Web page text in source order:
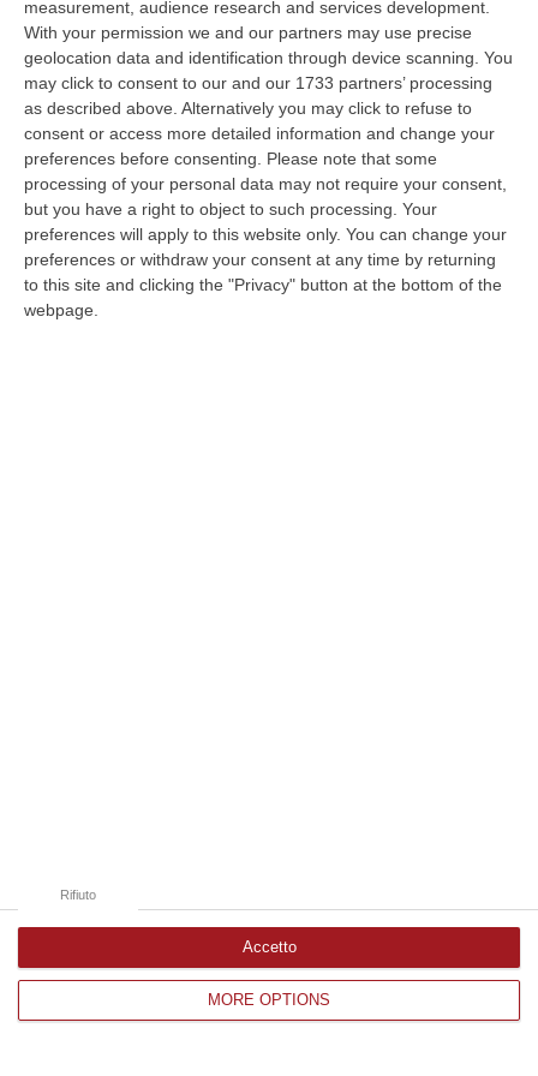
measurement, audience research and services development.
With your permission we and our partners may use precise
geolocation data and identification through device scanning. You
may click to consent to our and our 1733 partners’ processing
as described above. Alternatively you may click to refuse to
consent or access more detailed information and change your
preferences before consenting.
Please note that some
processing of your personal data may not require your consent,
but you have a right to object to such processing. Your
preferences will apply to this website only. You can change your
preferences or withdraw your consent at any time by returning
to this site and clicking the "Privacy" button at the bottom of the
webpage.
MORE OPTIONS
Rifiuto
Accetto
Pride, La “prima Volta” Dell’onda Arcobaleno A Catanzaro. In
Migliaia In Marcia Per I Diritti E La Libertà – FOTO
“CATANZARO Una prima volta destinata a lasciare un segno nella storia
della città. Catanzaro oggi celebra il suo primo Pride: colori, musica…
08 Agosto, 19:38
«Per Riaprire Hormuz Stop Ad Attacchi E Sanzioni»
“ROMA Per la riapertura dello Stretto di Hormuz l’Iran chiede agli Stati
Uniti di revocare il blocco navale e le sanzioni contro l’Iran, di…
08 Agosto, 19:27
Corriere delle Calabria è una testata giornalistica di News&Com S.r.l